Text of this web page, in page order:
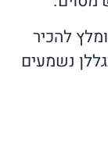
להכיר
נשמעים